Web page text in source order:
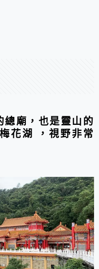
總廟，也是靈山的
花湖 ，視野非常